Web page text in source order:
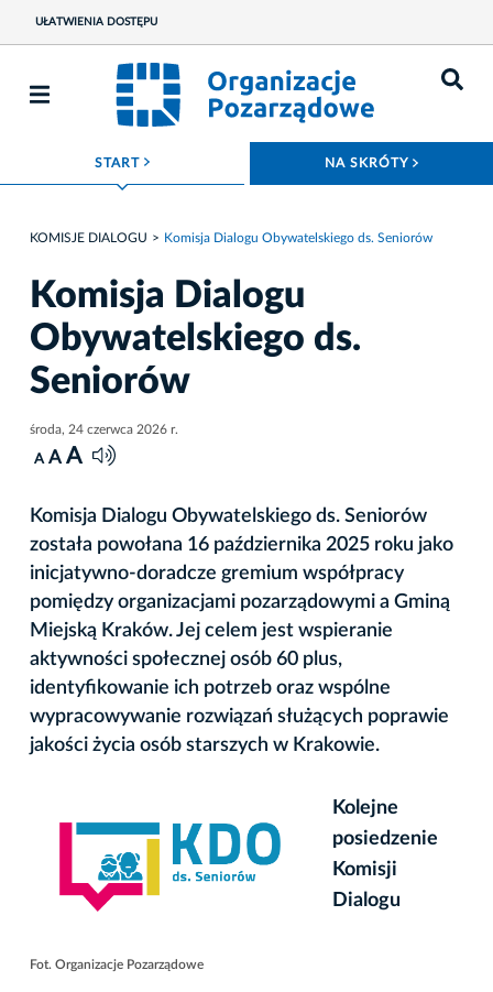
UŁATWIENIA DOSTĘPU
START ROZWIŃ MENU NA SKRÓTY
KOMISJE DIALOGU Komisja Dialogu Obywatelskiego ds. Seniorów
Komisja Dialogu
Obywatelskiego ds.
Seniorów
środa, 24 czerwca 2026 r.
A A A
Komisja Dialogu Obywatelskiego ds. Seniorów
została powołana 16 października 2025 roku jako
inicjatywno-doradcze gremium współpracy
pomiędzy organizacjami pozarządowymi a Gminą
Miejską Kraków. Jej celem jest wspieranie
aktywności społecznej osób 60 plus,
identyfikowanie ich potrzeb oraz wspólne
wypracowywanie rozwiązań służących poprawie
jakości życia osób starszych w Krakowie.
Fot. Organizacje Pozarządowe
Kolejne
posiedzenie
Komisji
Dialogu